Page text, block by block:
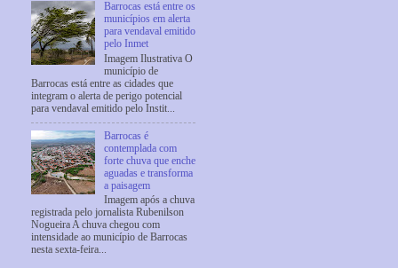
Barrocas está entre os
municípios em alerta
para vendaval emitido
pelo Inmet
Imagem Ilustrativa O
município de
Barrocas está entre as cidades que
integram o alerta de perigo potencial
para vendaval emitido pelo Instit...
Barrocas é
contemplada com
forte chuva que enche
aguadas e transforma
a paisagem
Imagem após a chuva
registrada pelo jornalista Rubenilson
Nogueira A chuva chegou com
intensidade ao município de Barrocas
nesta sexta-feira...